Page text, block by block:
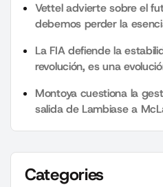
Vettel advierte sobre el
debemos perder la
La FIA defiende la
revolución, es una
Montoya cuestiona la
salida de Lambiase a
Categories